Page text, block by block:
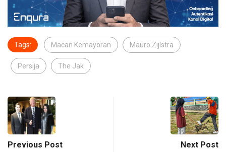
Tags: Macan Kemayoran Mauro Zijlstra
Persija The Jak
Previous Post Next Post